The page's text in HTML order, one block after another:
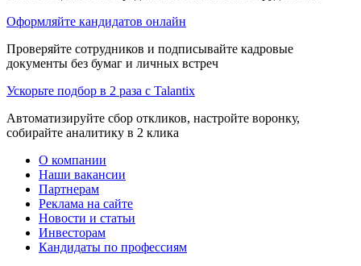
Оформляйте кандидатов онлайн
Проверяйте сотрудников и подписывайте кадровые
документы без бумаг и личных встреч
Ускорьте подбор в 2 раза с Talantix
Автоматизируйте сбор откликов, настройте воронку,
собирайте аналитику в 2 клика
О компании
Наши вакансии
Партнерам
Реклама на сайте
Новости и статьи
Инвесторам
Кандидаты по профессиям